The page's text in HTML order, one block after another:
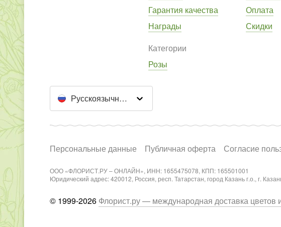
Гарантия качества
Награды
Оплата
Скидки
Категории
Розы
Русскоязычный сайт
Персональные данные Публичная оферта Согласие
ООО «ФЛОРИСТ.РУ – ОНЛАЙН», ИНН: 1655475078, КПП: 165501001
Юридический адрес: 420012, Россия, респ. Татарстан, город Казань г.о., г.
© 1999-2026 Флорист.ру — международная доставка цветов